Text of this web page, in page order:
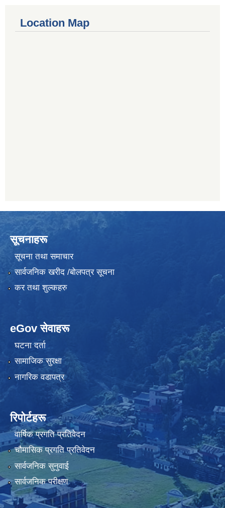
Location Map
सूचनाहरू
सूचना तथा समाचार
सार्वजनिक खरीद /बोलपत्र सूचना
कर तथा शुल्कहरु
eGov सेवाहरू
घटना दर्ता
सामाजिक सुरक्षा
नागरिक वडापत्र
रिपोर्टहरू
वार्षिक प्रगति प्रतिवेदन
चौमासिक प्रगति प्रतिवेदन
सार्वजनिक सुनुवाई
सार्वजनिक परीक्षण